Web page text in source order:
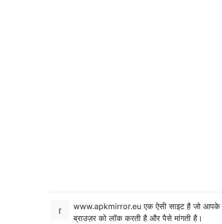
www.apkmirror.eu एक ऐसी साइट है जो आपके
ब्राउज़र को लॉक करती है और पैसे मांगती है।